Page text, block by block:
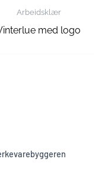
Arbeidsklær
med logo